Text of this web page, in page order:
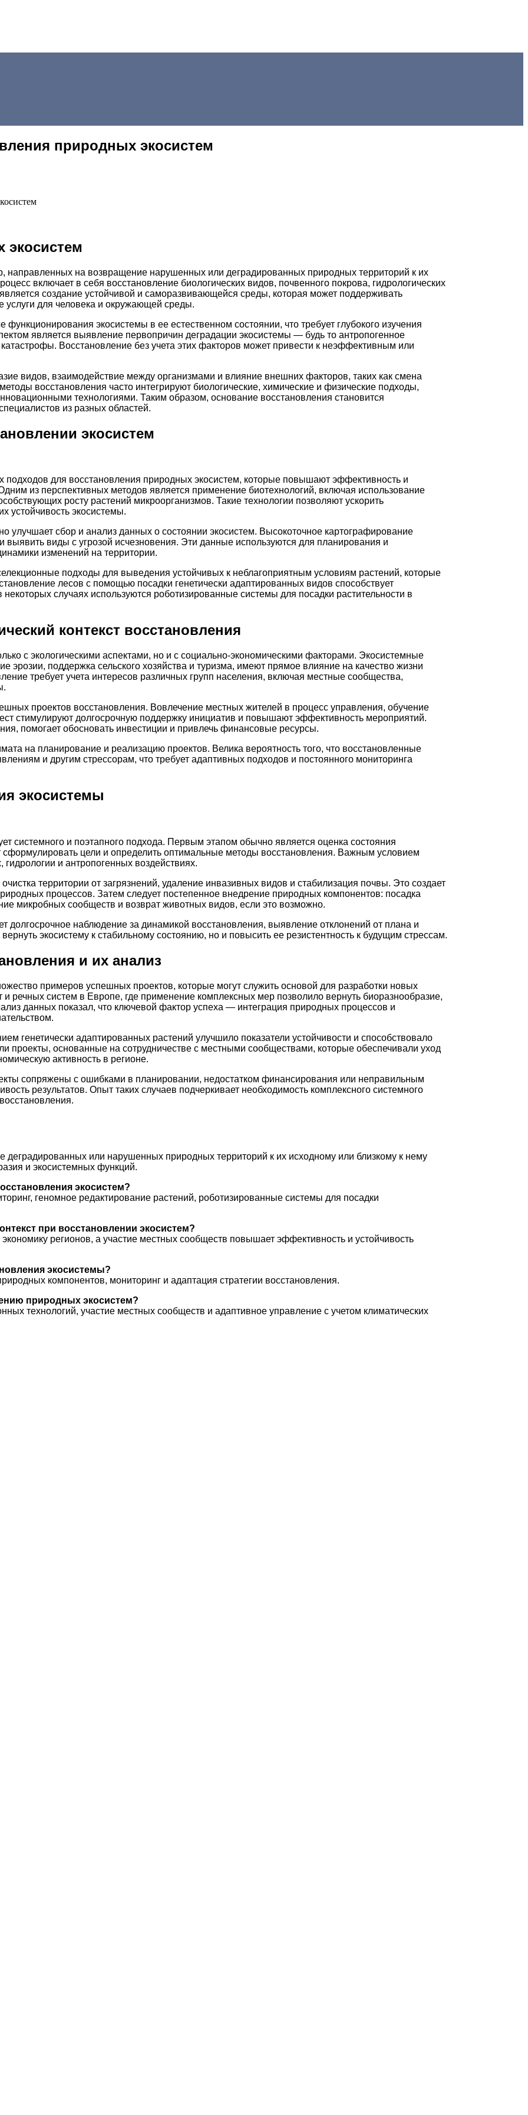
природных экосистем
направленных на возвращение нарушенных или деградированных природных территорий к их
включает в себя восстановление биологических видов, почвенного покрова, гидрологических
создание устойчивой и саморазвивающейся среды, которая может поддерживать
услуги для человека и окружающей среды.
экосистемы в ее естественном состоянии, что требует глубокого изучения
является выявление первопричин деградации экосистемы — будь то антропогенное
Восстановление без учета этих факторов может привести к неэффективным или
видов, взаимодействие между организмами и влияние внешних факторов, таких как смена
восстановления часто интегрируют биологические, химические и физические подходы,
технологиями. Таким образом, основание восстановления становится
из разных областей.
экосистем
для восстановления природных экосистем, которые повышают эффективность и
из перспективных методов является применение биотехнологий, включая использование
росту растений микроорганизмов. Такие технологии позволяют ускорить
устойчивость экосистемы.
улучшает сбор и анализ данных о состоянии экосистем. Высокоточное картографирование
выявить виды с угрозой исчезновения. Эти данные используются для планирования и
изменений на территории.
подходы для выведения устойчивых к неблагоприятным условиям растений, которые
лесов с помощью посадки генетически адаптированных видов способствует
случаях используются роботизированные системы для посадки растительности в
контекст восстановления
с экологическими аспектами, но и с социально-экономическими факторами. Экосистемные
эрозии, поддержка сельского хозяйства и туризма, имеют прямое влияние на качество жизни
требует учета интересов различных групп населения, включая местные сообщества,
проектов восстановления. Вовлечение местных жителей в процесс управления, обучение
стимулируют долгосрочную поддержку инициатив и повышают эффективность мероприятий.
помогает обосновать инвестиции и привлечь финансовые ресурсы.
на планирование и реализацию проектов. Велика вероятность того, что восстановленные
и другим стрессорам, что требует адаптивных подходов и постоянного мониторинга
экосистемы
системного и поэтапного подхода. Первым этапом обычно является оценка состояния
цели и определить оптимальные методы восстановления. Важным условием
и антропогенных воздействиях.
территории от загрязнений, удаление инвазивных видов и стабилизация почвы. Это создает
процессов. Затем следует постепенное внедрение природных компонентов: посадка
микробных сообществ и возврат животных видов, если это возможно.
наблюдение за динамикой восстановления, выявление отклонений от плана и
экосистему к стабильному состоянию, но и повысить ее резистентность к будущим стрессам.
и их анализ
примеров успешных проектов, которые могут служить основой для разработки новых
речных систем в Европе, где применение комплексных мер позволило вернуть биоразнообразие,
данных показал, что ключевой фактор успеха — интеграция природных процессов и
генетически адаптированных растений улучшило показатели устойчивости и способствовало
проекты, основанные на сотрудничестве с местными сообществами, которые обеспечивали уход
активность в регионе.
сопряжены с ошибками в планировании, недостатком финансирования или неправильным
результатов. Опыт таких случаев подчеркивает необходимость комплексного системного
или нарушенных природных территорий к их исходному или близкому к нему
и экосистемных функций.
экосистем?
геномное редактирование растений, роботизированные системы для посадки
при восстановлении экосистем?
регионов, а участие местных сообществ повышает эффективность и устойчивость
экосистемы?
компонентов, мониторинг и адаптация стратегии восстановления.
природных экосистем?
технологий, участие местных сообществ и адаптивное управление с учетом климатических